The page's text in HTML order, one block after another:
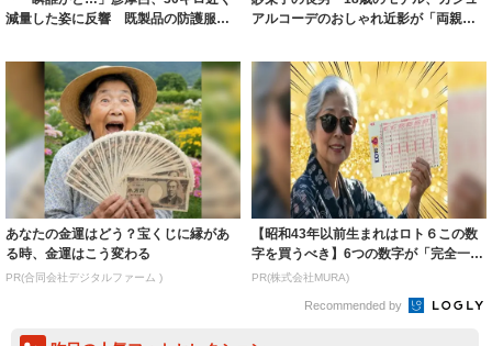
減量した姿に反響 既製品の防護服が
アルコーデのおしゃれ近影が「両親の
あなたの金運はどう？宝くじに縁があ
る時、金運はこう変わる
PR(合同会社デジタルファーム )
【昭和43年以前生まれはロト６この数
字を買うべき】6つの数字が「完全一
致」する方...
PR(株式会社MURA)
Recommended by